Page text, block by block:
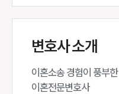
변호사 소개
이혼소송 경험이 풍부한
이혼전문변호사